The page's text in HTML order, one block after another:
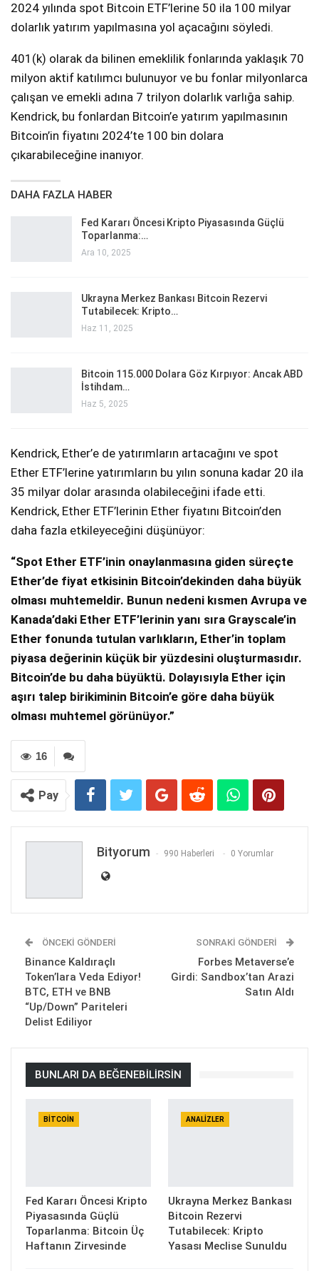
2024 yılında spot Bitcoin ETF’lerine 50 ila 100 milyar
dolarlık yatırım yapılmasına yol açacağını söyledi.
401(k) olarak da bilinen emeklilik fonlarında yaklaşık 70
milyon aktif katılımcı bulunuyor ve bu fonlar milyonlarca
çalışan ve emekli adına 7 trilyon dolarlık varlığa sahip.
Kendrick, bu fonlardan Bitcoin’e yatırım yapılmasının
Bitcoin’in fiyatını 2024’te 100 bin dolara
çıkarabileceğine inanıyor.
DAHA FAZLA HABER
Fed Kararı Öncesi Kripto Piyasasında Güçlü
Toparlanma:…
Ara 10, 2025
Ukrayna Merkez Bankası Bitcoin Rezervi
Tutabilecek: Kripto…
Haz 11, 2025
Bitcoin 115.000 Dolara Göz Kırpıyor: Ancak ABD
İstihdam…
Haz 5, 2025
Kendrick, Ether’e de yatırımların artacağını ve spot
Ether ETF’lerine yatırımların bu yılın sonuna kadar 20 ila
35 milyar dolar arasında olabileceğini ifade etti.
Kendrick, Ether ETF’lerinin Ether fiyatını Bitcoin’den
daha fazla etkileyeceğini düşünüyor:
“Spot Ether ETF’inin onaylanmasına giden süreçte
Ether’de fiyat etkisinin Bitcoin’dekinden daha büyük
olması muhtemeldir. Bunun nedeni kısmen Avrupa ve
Kanada’daki Ether ETF’lerinin yanı sıra Grayscale’in
Ether fonunda tutulan varlıkların, Ether’in toplam
piyasa değerinin küçük bir yüzdesini oluşturmasıdır.
Bitcoin’de bu daha büyüktü. Dolayısıyla Ether için
aşırı talep birikiminin Bitcoin’e göre daha büyük
olması muhtemel görünüyor.”
16
Pay
Bityorum 990 Haberleri 0 Yorumlar
ÖNCEKI GÖNDERI
Binance Kaldıraçlı
Token’lara Veda Ediyor!
BTC, ETH ve BNB
“Up/Down” Pariteleri
Delist Ediliyor
SONRAKI GÖNDERI
Forbes Metaverse’e
Girdi: Sandbox’tan Arazi
Satın Aldı
BUNLARI DA BEĞENEBILIRSIN
BITCOIN
Fed Kararı Öncesi Kripto
Piyasasında Güçlü
Toparlanma: Bitcoin Üç
Haftanın Zirvesinde
ANALIZLER
Ukrayna Merkez Bankası
Bitcoin Rezervi
Tutabilecek: Kripto
Yasası Meclise Sunuldu